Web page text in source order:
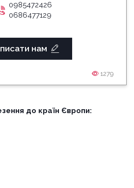
0985472426
0686477129
нам
1279
до країн Європи: